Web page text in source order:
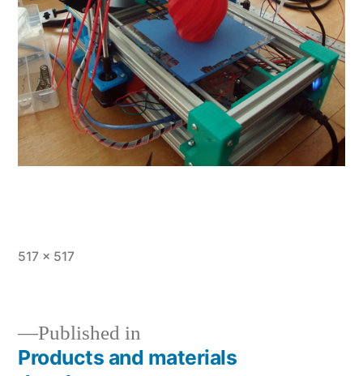
Full
517 × 517
Published in
Products and materials